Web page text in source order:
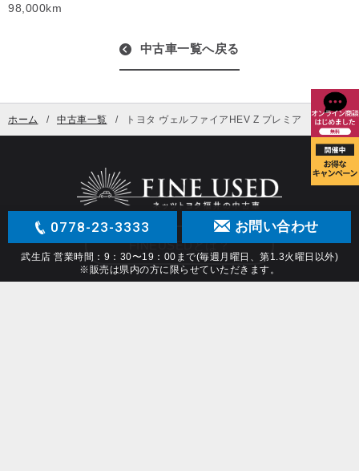
0778-23-3333 お問い合わせ
武生店 営業時間：9：30〜19：00まで(毎週月曜日、第1.3火曜日以外)
※販売は県内の方に限らせていただきます。
98,000km
中古車一覧へ戻る
ホーム 中古車一覧 トヨタ ヴェルファイアHEV Z プレミア
FINEUSEDとは？